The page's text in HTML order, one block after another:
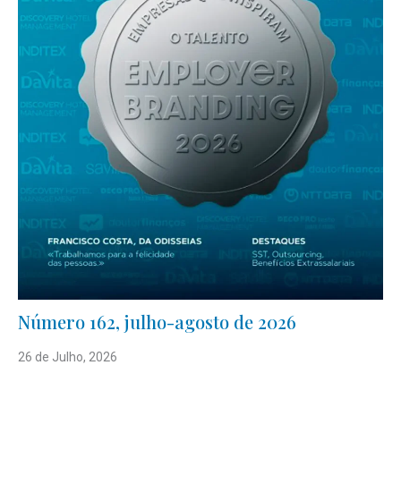
Número 162, julho-agosto de 2026
26 de Julho, 2026